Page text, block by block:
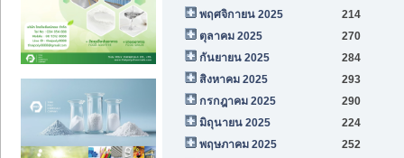
พฤศจิกายน 2025
214
ตุลาคม 2025
270
กันยายน 2025
284
สิงหาคม 2025
293
กรกฎาคม 2025
290
มิถุนายน 2025
224
พฤษภาคม 2025
252